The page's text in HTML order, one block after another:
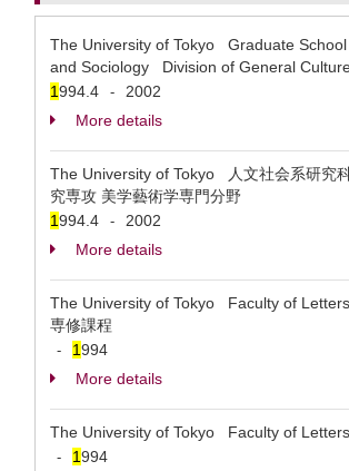
The University of Tokyo Graduate
and Sociology Division of General
1994.4 -
2002
More details
The University of Tokyo 人文社会系研究
究専攻 美学藝術学専門分野
1994.4 -
2002
More details
The University of Tokyo Faculty of
専修課程
- 1994
More details
The University of Tokyo Faculty of
- 1994